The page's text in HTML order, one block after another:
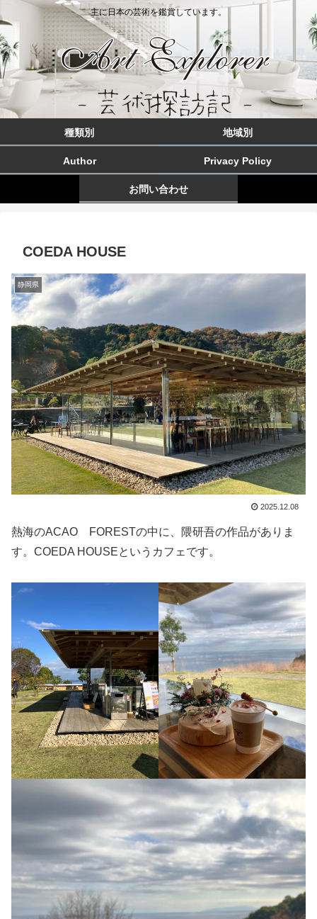
主に日本の芸術を鑑賞しています。
種類別 地域別
Author Privacy Policy
お問い合わせ
COEDA HOUSE
静岡県
2025.12.08
熱海のACAO FORESTの中に、隈研吾の作品がありま
す。COEDA HOUSEというカフェです。